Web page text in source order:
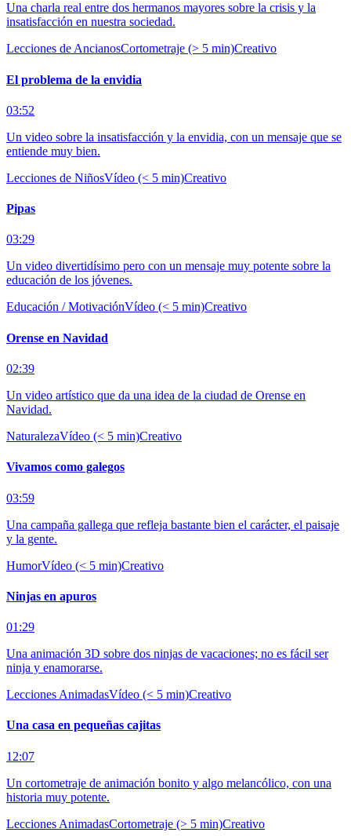
Una charla real entre dos hermanos mayores sobre la crisis y la
insatisfacción en nuestra sociedad.
Lecciones de AncianosCortometraje (> 5 min)Creativo
El problema de la envidia
03:52
Un video sobre la insatisfacción y la envidia, con un mensaje que se
entiende muy bien.
Lecciones de NiñosVídeo (< 5 min)Creativo
Pipas
03:29
Un video divertidísimo pero con un mensaje muy potente sobre la
educación de los jóvenes.
Educación / MotivaciónVídeo (< 5 min)Creativo
Orense en Navidad
02:39
Un video artístico que da una idea de la ciudad de Orense en
Navidad.
NaturalezaVídeo (< 5 min)Creativo
Vivamos como galegos
03:59
Una campaña gallega que refleja bastante bien el carácter, el paisaje
y la gente.
HumorVídeo (< 5 min)Creativo
Ninjas en apuros
01:29
Una animación 3D sobre dos ninjas de vacaciones; no es fácil ser
ninja y enamorarse.
Lecciones AnimadasVídeo (< 5 min)Creativo
Una casa en pequeñas cajitas
12:07
Un cortometraje de animación bonito y algo melancólico, con una
historia muy potente.
Lecciones AnimadasCortometraje (> 5 min)Creativo